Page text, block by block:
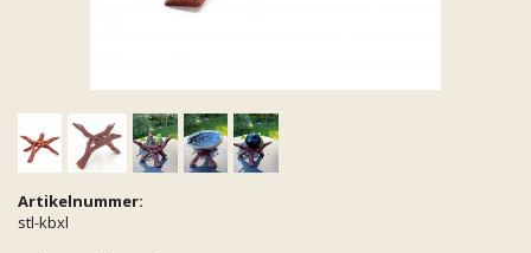
Artikelnummer:
stl-kbxl